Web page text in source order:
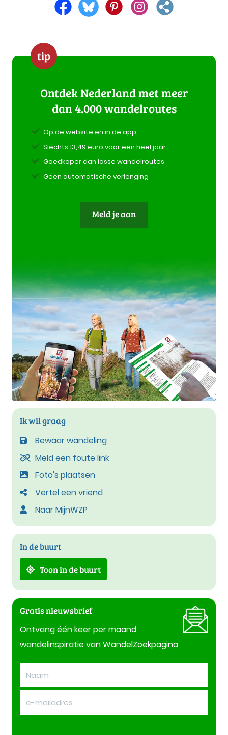
tip
Ontdek Nederland met meer
dan 4.000 wandelroutes
Op de website en in de app
Slechts 13,49 euro voor een heel jaar.
Goedkoper dan losse wandelroutes
Geen automatische verlenging
Meld je aan
Ik wil graag
Bewaar wandeling
Meld een foute link
Foto's plaatsen
Vertel een vriend
Naar MijnWZP
In de buurt
Toon in de buurt
Gratis nieuwsbrief
Ontvang één keer per maand
wandelinspiratie van WandelZoekpagina